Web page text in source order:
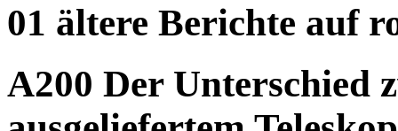
01 ältere Berichte auf
A200 Der Unterschied